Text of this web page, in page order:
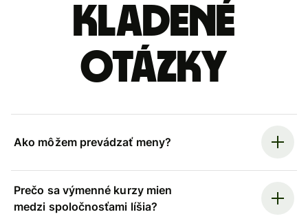
kladené
otázky
Ako môžem prevádzať meny?
Prečo sa výmenné kurzy mien
medzi spoločnosťami líšia?